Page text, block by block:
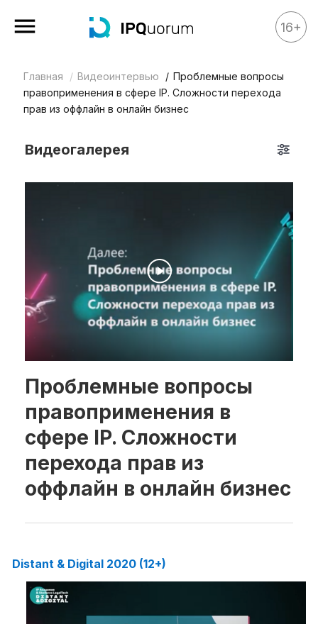
Все материалы
Аналитика
Legal review
События
О нас
Календарь
Рубрики
Интеллектуальная собственность
и креативные индустрии
Кино и театр
Искусство
Дизайн и мода
Реклама и маркетинг
Архитектура и урбанистика
Наука и технологии
Образование
Издательское дело
Музыка
16+
Главная Видеоинтервью
Проблемные вопросы
правоприменения в сфере IP. Сложности перехода
прав из оффлайн в онлайн бизнес
Видеогалерея
Проблемные вопросы
правоприменения в
сфере IP. Сложности
перехода прав из
оффлайн в онлайн бизнес
Distant & Digital 2020 (12+)